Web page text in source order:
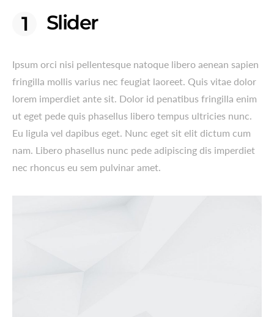
Slider
Ipsum orci nisi pellentesque natoque libero aenean sapien
fringilla mollis varius nec feugiat laoreet. Quis vitae dolor
lorem imperdiet ante sit. Dolor id penatibus fringilla enim
ut eget pede quis phasellus libero tempus ultricies nunc.
Eu ligula vel dapibus eget. Nunc eget sit elit dictum cum
nam. Libero phasellus nunc pede adipiscing dis imperdiet
nec rhoncus eu sem pulvinar amet.